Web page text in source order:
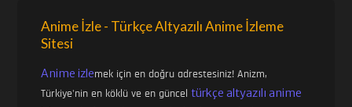
Anime İzle - Türkçe Altyazılı Anime İzleme
Sitesi
Anime izlemek için en doğru adrestesiniz! Anizm,
Türkiye'nin en köklü ve en günceltürkçe altyazılı anime